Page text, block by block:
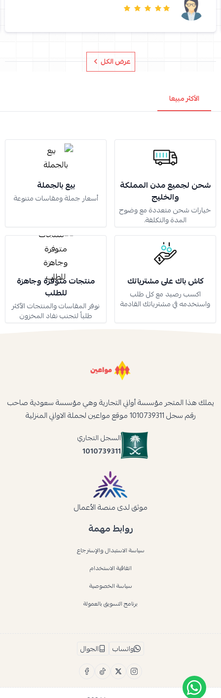
عرض الكل
الأكثر مبيعا
شحن لجميع مدن المملكة
والخليج
خيارات شحن متعددة مع وضوح
المدة والتكلفة.
بيع بالجملة
أسعار جملة ومقاسات متنوعة
كاش باك على مشترياتك
اكسب رصيد مع كل طلب
واستخدمه في مشترياتك القادمة
منتجات متوفرة وجاهزة
للطلب
نوفر المقاسات والمنتجات الأكثر
طلباً لتجنب نفاد المخزون
روابط مهمة
سياسة الاستبدال والإسترجاع
اتفاقية الاستخدام
سياسة الخصوصية
برنامج التسويق بالعمولة
يملك هذا المتجر مؤسسة أواني التجارية وهي مؤسسة سعودية صاحب
رقم سجل 1010739311 موقع مواعين لجملة الاواني المنزلية
السجل التجاري
1010739311
موثق لدى منصة الأعمال
واتساب الجوال